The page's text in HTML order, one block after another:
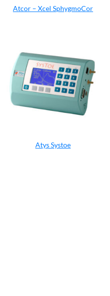
Atcor – Xcel SphygmoCor
Atys Systoe